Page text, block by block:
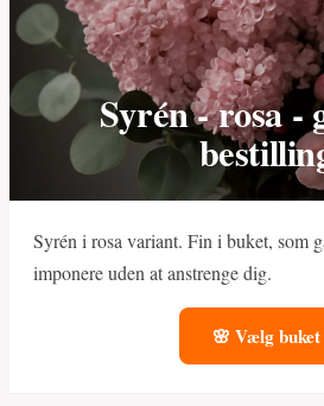
Syrén - rosa -
Syrén i rosa variant. Fin i buket, som
imponere uden at anstrenge dig.
🌸 Vælg buket